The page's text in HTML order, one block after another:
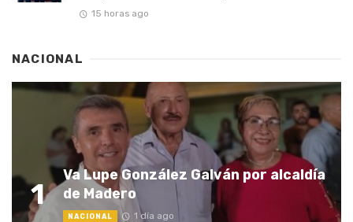
15 horas ago
NACIONAL
1
Va Lupe González Galván por alcaldía
de Madero
NACIONAL 1 día ago